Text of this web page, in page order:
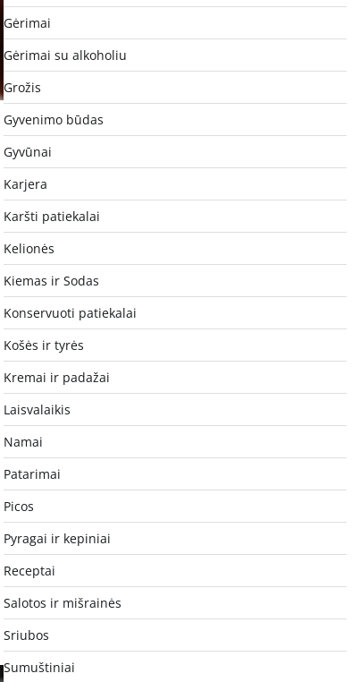
Gėrimai
Gėrimai su alkoholiu
Grožis
Gyvenimo būdas
Gyvūnai
Karjera
Karšti patiekalai
Kelionės
Kiemas ir Sodas
Konservuoti patiekalai
Košės ir tyrės
Kremai ir padažai
Laisvalaikis
Namai
Patarimai
Picos
Pyragai ir kepiniai
Receptai
Salotos ir mišrainės
Sriubos
Sumuštiniai